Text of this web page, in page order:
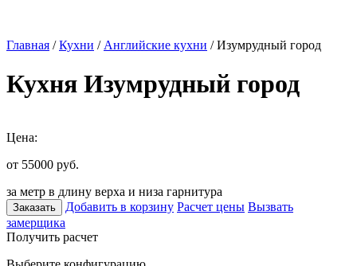
Главная /Кухни / Английские кухни / Изумрудный город
Кухня Изумрудный город
Цена:
от 55000 руб.
за метр в длину верха и низа гарнитура
Заказать Добавить в корзину Расчет цены Вызвать
замерщика
Получить расчет